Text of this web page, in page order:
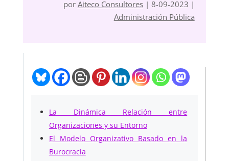
por Aiteco Consultores| 8-09-2023 |
Administración Pública
La Dinámica Relación entre
Organizaciones y su Entorno
El Modelo Organizativo Basado en la
Burocracia